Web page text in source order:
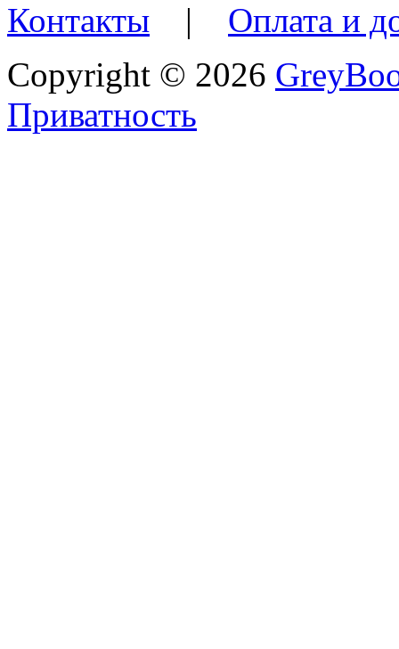
Контакты | Оплата и
Copyright © 2026
Приватность